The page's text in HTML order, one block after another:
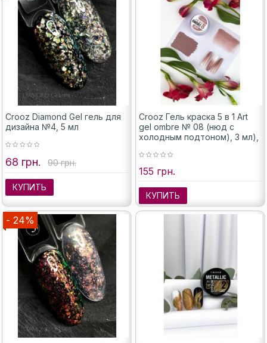
Crooz Diamond Gel гель для
дизайна №4, 5 мл
68 грн. 90 грн.
КУПИТЬ
Crooz Гель краска 5 в 1 Art
gel ombre № 08 (нюд с
холодным подтоном), 3 мл),
155 грн.
КУПИТЬ
- 24%